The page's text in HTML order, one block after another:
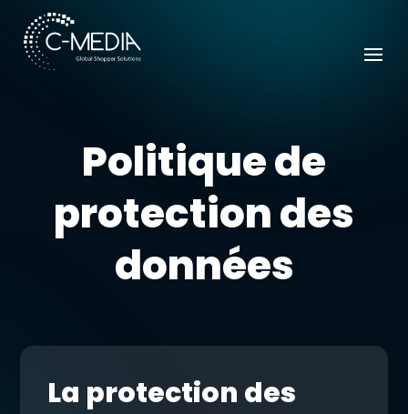
Politique de
protection des
données
La protection des